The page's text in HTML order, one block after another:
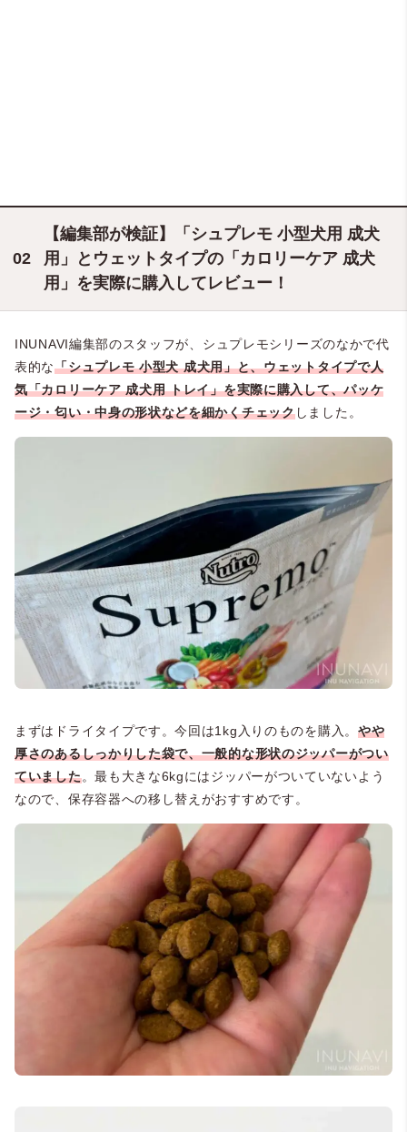
【編集部が検証】「シュプレモ 小型犬用 成犬
用」とウェットタイプの「カロリーケア 成犬
用」を実際に購入してレビュー！
INUNAVI編集部のスタッフが、シュプレモシリーズのなかで代
表的な「シュプレモ 小型犬 成犬用」と、ウェットタイプで人
気「カロリーケア 成犬用 トレイ」を実際に購入して、パッケ
ージ・匂い・中身の形状などを細かくチェックしました。
まずはドライタイプです。今回は1kg入りのものを購入。 やや
厚さのあるしっかりした袋で、一般的な形状のジッパーがつい
ていました。最も大きな6kgにはジッパーがついていないよう
なので、保存容器への移し替えがおすすめです。